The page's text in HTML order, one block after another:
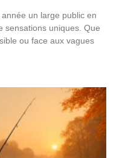
un large public en
sensations uniques. Que
ou face aux vagues